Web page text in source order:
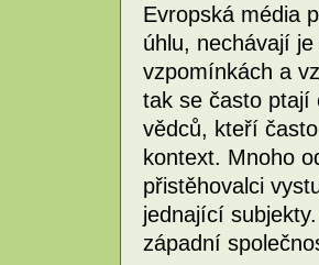
Evropská média
úhlu, nechávají
vzpomínkách a
tak se často ptají
vědců, kteří
kontext. Mnoho
přistěhovalci
jednající
západní